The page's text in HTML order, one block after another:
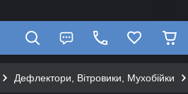
Дефлектори, Вітровики, Мухобійки